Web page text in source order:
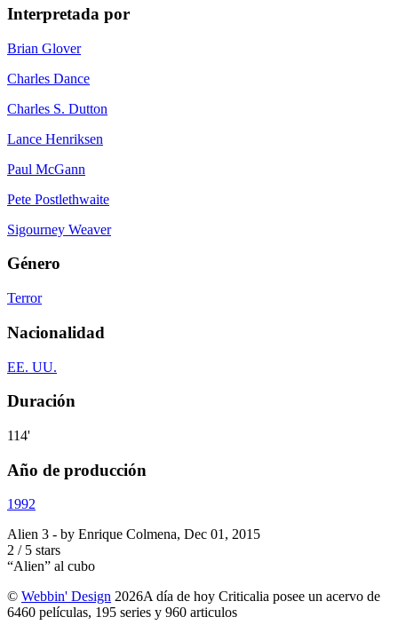
Interpretada por
Brian Glover
Charles Dance
Charles S. Dutton
Lance Henriksen
Paul McGann
Pete Postlethwaite
Sigourney Weaver
Género
Terror
Nacionalidad
EE. UU.
Duración
114'
Año de producción
1992
Alien 3 - by Enrique Colmena, Dec 01, 2015
2 / 5 stars
“Alien” al cubo
© Webbin' Design 2026A día de hoy Criticalia posee un acervo de
6460 películas, 195 series y 960 articulos